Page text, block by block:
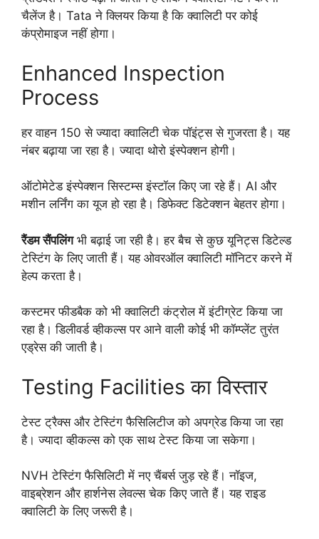
चैलेंज है। Tata ने क्लियर किया है कि क्वालिटी पर कोई
कंप्रोमाइज नहीं होगा।
Enhanced Inspection
Process
हर वाहन 150 से ज्यादा क्वालिटी चेक पॉइंट्स से गुजरता है। यह
नंबर बढ़ाया जा रहा है। ज्यादा थोरो इंस्पेक्शन होगी।
ऑटोमेटेड इंस्पेक्शन सिस्टम्स इंस्टॉल किए जा रहे हैं। AI और
मशीन लर्निंग का यूज हो रहा है। डिफेक्ट डिटेक्शन बेहतर होगा।
रैंडम सैंपलिंगभी बढ़ाई जा रही है। हर बैच से कुछ यूनिट्स डिटेल्ड
टेस्टिंग के लिए जाती हैं। यह ओवरऑल क्वालिटी मॉनिटर करने में
हेल्प करता है।
कस्टमर फीडबैक को भी क्वालिटी कंट्रोल में इंटीग्रेट किया जा
रहा है। डिलीवर्ड व्हीकल्स पर आने वाली कोई भी कॉम्प्लेंट तुरंत
एड्रेस की जाती है।
Testing Facilities का विस्तार
टेस्ट ट्रैक्स और टेस्टिंग फैसिलिटीज को अपग्रेड किया जा रहा
है। ज्यादा व्हीकल्स को एक साथ टेस्ट किया जा सकेगा।
NVH टेस्टिंग फैसिलिटी में नए चैंबर्स जुड़ रहे हैं। नॉइज,
वाइब्रेशन और हार्शनेस लेवल्स चेक किए जाते हैं। यह राइड
क्वालिटी के लिए जरूरी है।